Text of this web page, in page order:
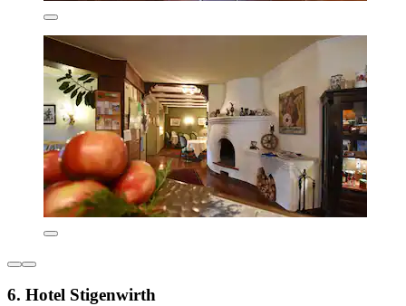
6. Hotel Stigenwirth